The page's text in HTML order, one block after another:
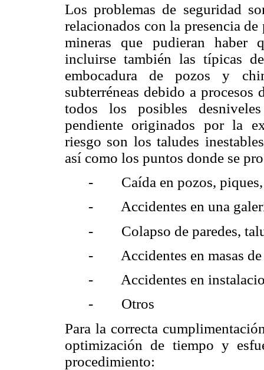
Los problemas de seguridad
relacionados con la presencia
mineras que pudieran haber
incluirse también las típicas
embocadura de pozos y
subterréneas debido a
todos los posibles
pendiente originados por la
riesgo son los taludes
así como los puntos donde se
- Caída en pozos, piques,
- Accidentes en una
- Colapso de paredes,
- Accidentes en masas de
- Accidentes en
- Otros
Para la correcta
optimización de tiempo y
procedimiento: